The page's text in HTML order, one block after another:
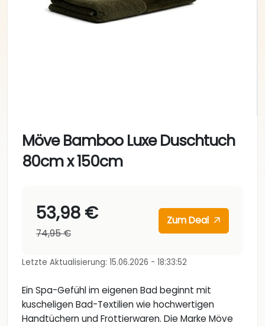
Möve Bamboo Luxe Duschtuch
80cm x 150cm
53,98 €
74,95 €
Zum Deal
Letzte Aktualisierung: 15.06.2026 - 18:33:52
Ein Spa-Gefühl im eigenen Bad beginnt mit
kuscheligen Bad-Textilien wie hochwertigen
Handtüchern und Frottierwaren. Die Marke Möve